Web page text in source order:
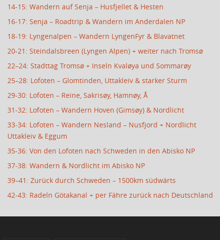
14-15: Wandern auf Senja – Husfjellet & Hesten
16-17: Senja – Roadtrip & Wandern im Anderdalen NP
18-19: Lyngenalpen – Wandern LyngenFyr & Blavatnet
20-21: Steindalsbreen (Lyngen Alpen) + weiter nach Tromsø
22–24: Stadttag Tromsø + Inseln Kvaløya und Sommarøy
25–28: Lofoten – Glomtinden, Uttakleiv & starker Sturm
29-30: Lofoten – Reine, Sakrisøy, Hamnøy, Å
31-32: Lofoten – Wandern Hoven (Gimsøy) & Nordlicht
33-34: Lofoten – Wandern Nesland – Nusfjord + Nordlicht
Uttakleiv & Eggum
35-36: Von den Lofoten nach Schweden in den Abisko NP
37-38: Wandern & Nordlicht im Abisko NP
39–41: Zurück durch Schweden – 1500km südwärts
42-43: Radeln Götakanal + per Fähre zurück nach Deutschland